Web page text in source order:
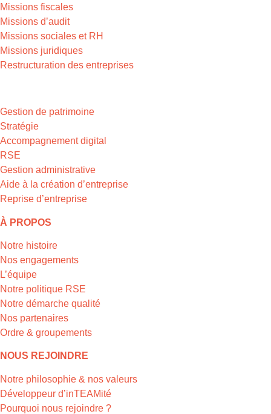
Missions fiscales
Missions d’audit
Missions sociales et RH
Missions juridiques
Restructuration des entreprises
Gestion de patrimoine
Stratégie
Accompagnement digital
RSE
Gestion administrative
Aide à la création d’entreprise
Reprise d’entreprise
À PROPOS
Notre histoire
Nos engagements
L’équipe
Notre politique RSE
Notre démarche qualité
Nos partenaires
Ordre & groupements
NOUS REJOINDRE
Notre philosophie & nos valeurs
Développeur d’inTEAMité
Pourquoi nous rejoindre ?